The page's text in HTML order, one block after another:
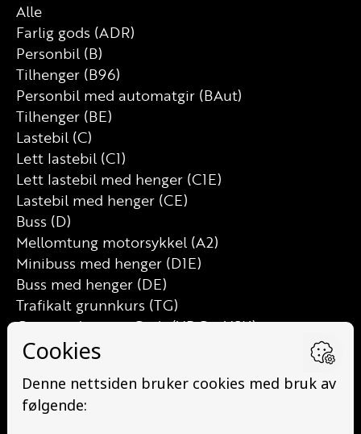
Alle
Farlig gods (ADR)
Personbil (B)
Tilhenger (B96)
Personbil med automatgir (BAut)
Tilhenger (BE)
Lastebil (C)
Lett lastebil (C1)
Lett lastebil med henger (C1E)
Lastebil med henger (CE)
Buss (D)
Mellomtung motorsykkel (A2)
Minibuss med henger (D1E)
Buss med henger (DE)
Trafikalt grunnkurs (TG)
Grunnutdanning Gods (YDG – YSK)
Grunnutdanning Person (YDP – YSK)
YSK Gods etterutdanning (EYDG)
Nettbasert teorikurs (Teorikurs)